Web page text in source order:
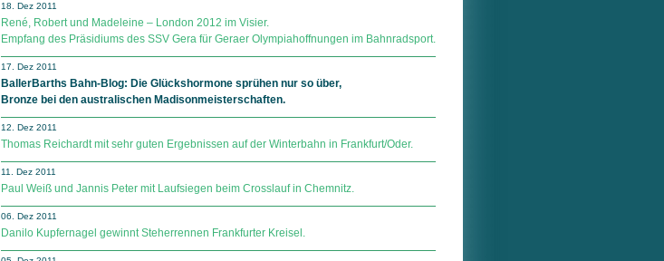
18. Dez 2011
René, Robert und Madeleine – London 2012 im Visier.
Empfang des Präsidiums des SSV Gera für Geraer Olympiahoffnungen im Bahnradsport.
17. Dez 2011
BallerBarths Bahn-Blog: Die Glückshormone sprühen nur so über,
Bronze bei den australischen Madisonmeisterschaften.
12. Dez 2011
Thomas Reichardt mit sehr guten Ergebnissen auf der Winterbahn in Frankfurt/Oder.
11. Dez 2011
Paul Weiß und Jannis Peter mit Laufsiegen beim Crosslauf in Chemnitz.
06. Dez 2011
Danilo Kupfernagel gewinnt Steherrennen Frankfurter Kreisel.